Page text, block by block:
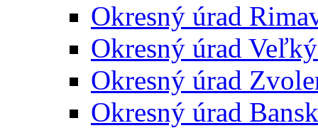
Okresný úrad
Okresný úrad
Okresný úrad
Okresný úrad